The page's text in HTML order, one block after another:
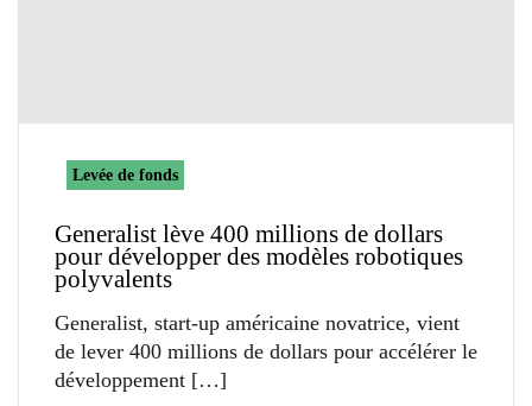
Levée de fonds
Generalist lève 400 millions de dollars
pour développer des modèles robotiques
polyvalents
Generalist, start-up américaine novatrice, vient
de lever 400 millions de dollars pour accélérer le
développement